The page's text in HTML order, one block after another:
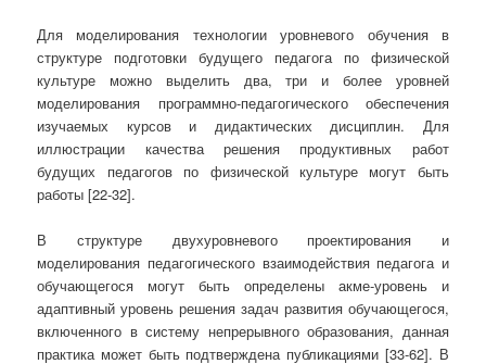
Для моделирования технологии уровневого обучения в
структуре подготовки будущего педагога по физической
культуре можно выделить два, три и более уровней
моделирования программно-педагогического обеспечения
изучаемых курсов и дидактических дисциплин. Для
иллюстрации качества решения продуктивных работ
будущих педагогов по физической культуре могут быть
работы [22-32].
В структуре двухуровневого проектирования и
моделирования педагогического взаимодействия педагога и
обучающегося могут быть определены акме-уровень и
адаптивный уровень решения задач развития обучающегося,
включенного в систему непрерывного образования, данная
практика может быть подтверждена публикациями [33-62]. В